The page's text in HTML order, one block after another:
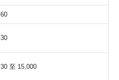
60
30
30 至 15,000